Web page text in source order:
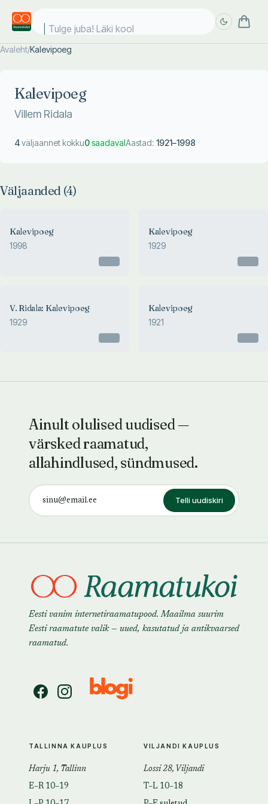
Tulge juba! Läki kooli
Avaleht/Kalevipoeg
Kalevipoeg
Villem Ridala
4väljaannet kokku0saadavalAastad: 1921–1998
Väljaanded (4)
Kalevipoeg
1998
Kalevipoeg
1929
V. Ridala: Kalevipoeg
1929
Kalevipoeg
1921
Ainult olulised uudised —
värsked raamatud,
allahindlused, sündmused.
Telli uudiskiri
Eesti vanim internetiraamatupood. Maailma suurim
Eesti raamatute valik — uued, kasutatud ja antikvaarsed
raamatud.
TALLINNA KAUPLUS
Harju 1, Tallinn
E–R 10–19
VILJANDI KAUPLUS
Lossi 28, Viljandi
T–L 10–18